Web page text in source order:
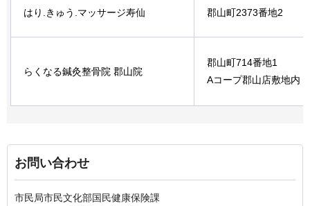
はり.きゅう.マッサージ寿仙 郡山町2373番地2
らくなる鍼灸整骨院 郡山院
郡山町714番地1
Aコープ郡山店敷地内
お問い合わせ
市民局市民文化部国民健康保険課